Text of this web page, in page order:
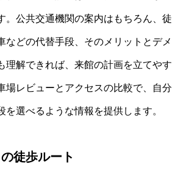
。公共交通機関の案内はもちろん、徒
などの代替手段、そのメリットとデメ
理解できれば、来館の計画を立てやす
場レビューとアクセスの比較で、自分
を選べるような情報を提供します。
徒歩ルート